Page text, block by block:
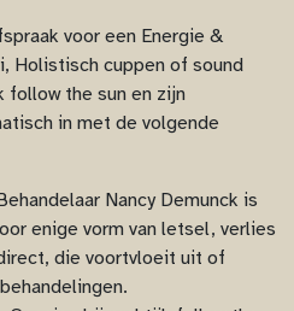
voor een Energie &
Holistisch cuppen of sound
follow the sun en zijn
in met de volgende
Nancy Demunck is
enige vorm van letsel, verlies
die voortvloeit uit of